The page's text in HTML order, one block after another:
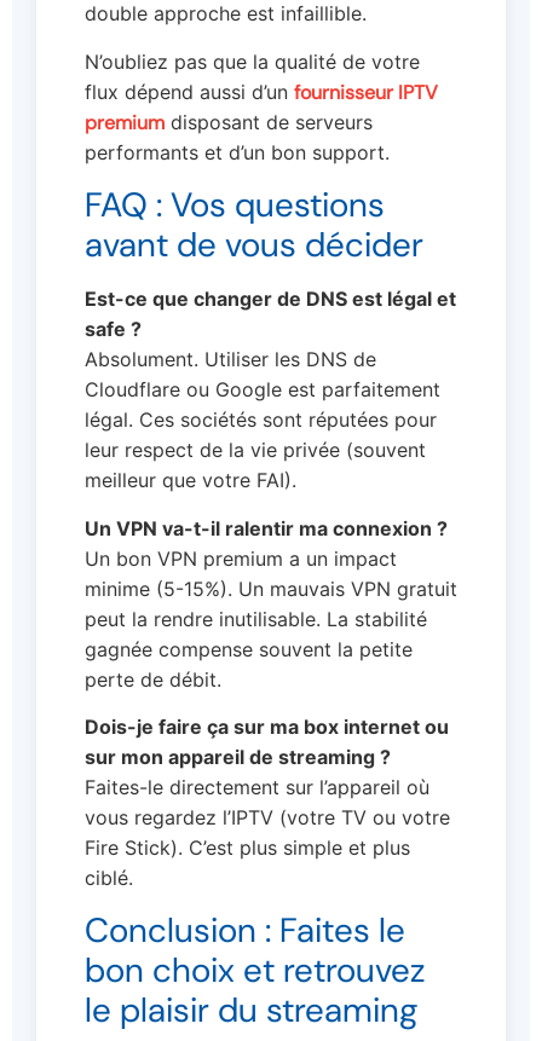
double approche est infaillible.
N’oubliez pas que la qualité de votre
flux dépend aussi d’un fournisseur IPTV
premium disposant de serveurs
performants et d’un bon support.
FAQ : Vos questions
avant de vous décider
Est-ce que changer de DNS est légal et
safe ?
Absolument. Utiliser les DNS de
Cloudflare ou Google est parfaitement
légal. Ces sociétés sont réputées pour
leur respect de la vie privée (souvent
meilleur que votre FAI).
Un VPN va-t-il ralentir ma connexion ?
Un bon VPN premium a un impact
minime (5-15%). Un mauvais VPN gratuit
peut la rendre inutilisable. La stabilité
gagnée compense souvent la petite
perte de débit.
Dois-je faire ça sur ma box internet ou
sur mon appareil de streaming ?
Faites-le directement sur l’appareil où
vous regardez l’IPTV (votre TV ou votre
Fire Stick). C’est plus simple et plus
ciblé.
Conclusion : Faites le
bon choix et retrouvez
le plaisir du streaming